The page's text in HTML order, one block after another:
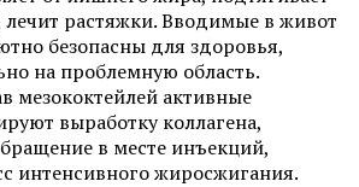
лечит растяжки. Вводимые в живот
безопасны для здоровья,
на проблемную область.
мезококтейлей активные
выработку коллагена,
в месте инъекций,
интенсивного жиросжигания.